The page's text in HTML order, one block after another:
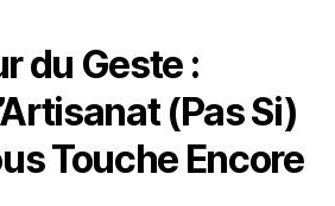
du Geste :
(Pas Si)
Touche Encore